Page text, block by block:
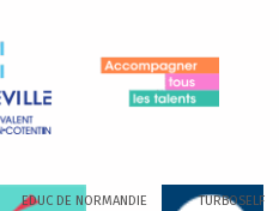
EDUC DE NORMANDIE TURBOSELF